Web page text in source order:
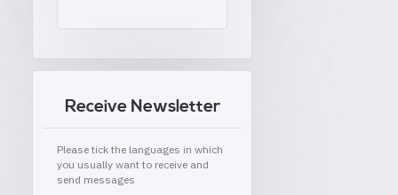
Receive Newsletter
Please tick the languages in which
you usually want to receive and
send messages